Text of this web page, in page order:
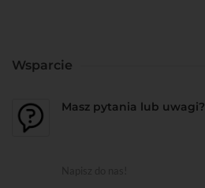
Wsparcie
Masz pytania lub uwagi?